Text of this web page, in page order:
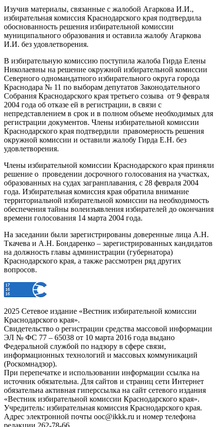
Изучив материалы, связанные с жалобой Агаркова И.И.,
избирательная комиссия Краснодарского края подтвердила
обоснованность решения избирательной комиссии
муниципального образования и оставила жалобу Агаркова
И.И. без удовлетворения.
В избирательную комиссию поступила жалоба Гирда Елены
Николаевны на решение окружной избирательной комиссии
Северного одномандатного избирательного округа города
Краснодара № 11 по выборам депутатов Законодательного
Собрания Краснодарского края третьего созыва от 9 февраля
2004 года об отказе ей в регистрации, в связи с
непредставлением в срок и в полном объеме необходимых для
регистрации документов. Члены избирательной комиссии
Краснодарского края подтвердили правомерность решения
окружной комиссии и оставили жалобу Гирда Е.Н. без
удовлетворения.
Члены избирательной комиссии Краснодарского края приняли
решение о проведении досрочного голосования на участках,
образованных на судах загранплавания, с 28 февраля 2004
года. Избирательная комиссия края обратила внимание
территориальной избирательной комиссии на необходимость
обеспечения тайны волеизъявления избирателей до окончания
времени голосования 14 марта 2004 года.
На заседании были зарегистрированы доверенные лица А.Н.
Ткачева и А.Н. Бондаренко – зарегистрированных кандидатов
на должность главы администрации (губернатора)
Краснодарского края, а также рассмотрен ряд других
вопросов.
2025 Сетевое издание «Вестник избирательной комиссии
Краснодарского края».
Свидетельство о регистрации средства массовой информации
ЭЛ № ФС 77 – 65038 от 10 марта 2016 года выдано
Федеральной службой по надзору в сфере связи,
информационных технологий и массовых коммуникаций
(Роскомнадзор).
При перепечатке и использовании информации ссылка на
источник обязательна. Для сайтов и страниц сети Интернет
обязательна активная гиперссылка на сайт сетевого издания
«Вестник избирательной комиссии Краснодарского края».
Учредитель: избирательная комиссия Краснодарского края.
Адрес электронной почты ooc@ikkk.ru и номер телефона
редакции 262-78-66.